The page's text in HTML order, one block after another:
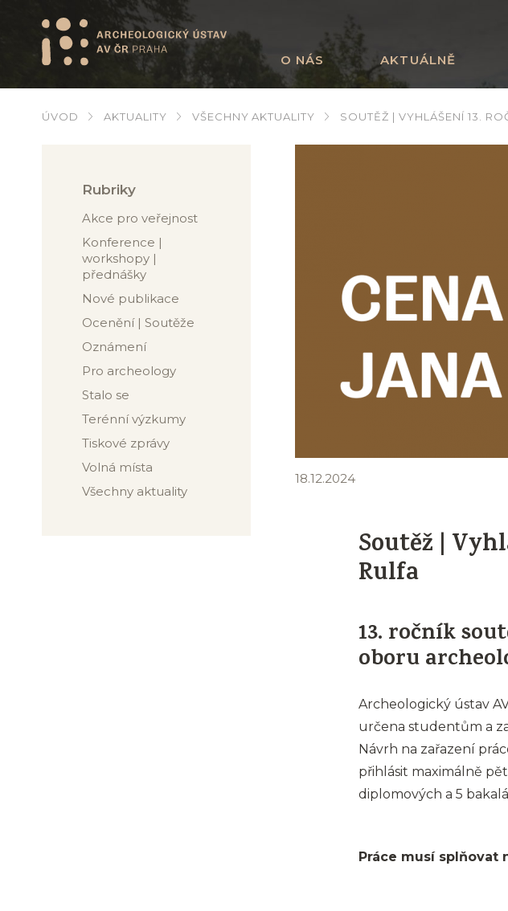
O NÁS AKTUÁLNĚ
ÚVOD AKTUALITY VŠECHNY AKTUALITY SOUTĚŽ | VYHLÁŠENÍ 13.
Rubriky
Akce pro veřejnost
Konference |
workshopy |
přednášky
Nové publikace
Ocenění | Soutěže
Oznámení
Pro archeology
Stalo se
Terénní výzkumy
Tiskové zprávy
Volná místa
Všechny aktuality
18.12.2024
Soutěž |
Rulfa
13. ročník
oboru
Archeologický ústav
určena studentům a
Návrh na zařazení
přihlásit maximálně
diplomových a 5
Práce musí splňovat